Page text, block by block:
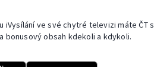
iVysílání ve své chytré televizi máte ČT
bonusový obsah kdekoli a kdykoli.